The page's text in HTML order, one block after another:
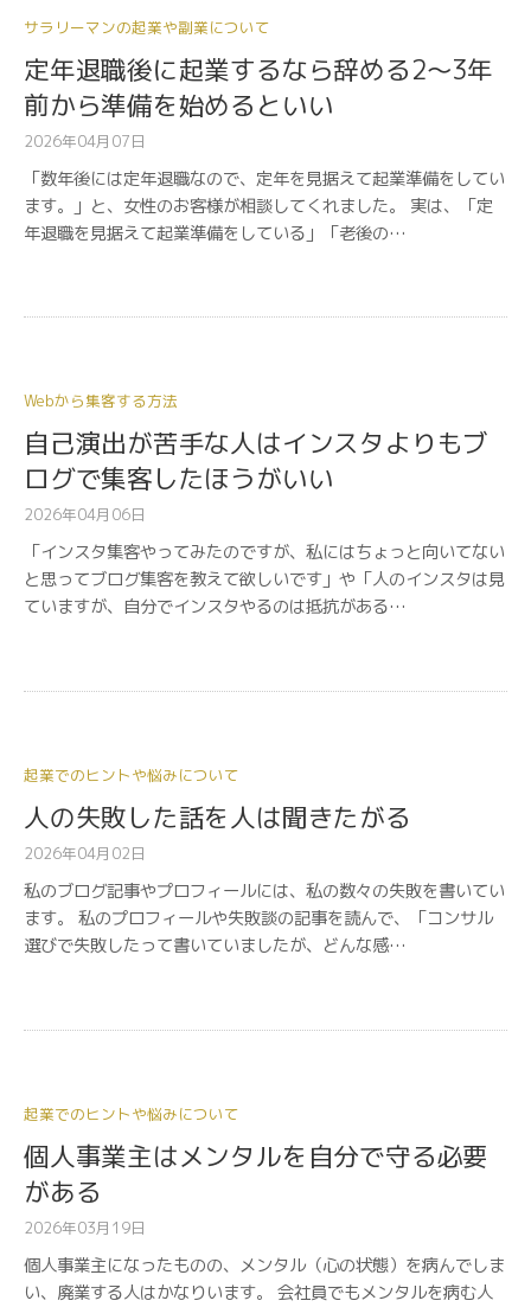
サラリーマンの起業や副業について
定年退職後に起業するなら辞める2〜3年
前から準備を始めるといい
2026年04月07日
「数年後には定年退職なので、定年を見据えて起業準備をしてい
ます。」と、女性のお客様が相談してくれました。 実は、「定
年退職を見据えて起業準備をしている」「老後の…
Webから集客する方法
自己演出が苦手な人はインスタよりもブ
ログで集客したほうがいい
2026年04月06日
「インスタ集客やってみたのですが、私にはちょっと向いてない
と思ってブログ集客を教えて欲しいです」や「人のインスタは見
ていますが、自分でインスタやるのは抵抗がある…
起業でのヒントや悩みについて
人の失敗した話を人は聞きたがる
2026年04月02日
私のブログ記事やプロフィールには、私の数々の失敗を書いてい
ます。 私のプロフィールや失敗談の記事を読んで、「コンサル
選びで失敗したって書いていましたが、どんな感…
起業でのヒントや悩みについて
個人事業主はメンタルを自分で守る必要
がある
2026年03月19日
個人事業主になったものの、メンタル（心の状態）を病んでしま
い、廃業する人はかなりいます。 会社員でもメンタルを病む人